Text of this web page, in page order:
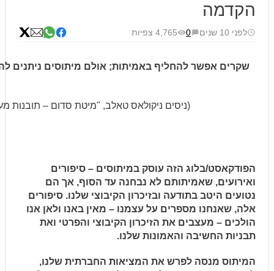
הקדמה
לפני 10 שנים 0 4,765 צפיות
שקרים אפשר להחליף באמיתות; אולם מיתוסים ניתנים
(ניסים ניקולאס טאלב, "מיטת סדום – תובנות
הפודקאסט/בלוג הזה עוסק במיתוסים – סיפורים
ואירועים, שאמיתותם לא נבחנה עד הסוף, אך הם
נטועים היטב בתודעה ובזיכרון הקיבוצי שלנו. סיפורים
אלה, שאנחנו מספרים על עצמנו – מאין באנו ולאן אנו
הולכים – מעצבים את הזיכרון הקיבוצי והפרטי ואת
תבניות החשיבה והאמונות שלנו.
המיתוס מנסה לפרש את המציאות החברתית שלנו,